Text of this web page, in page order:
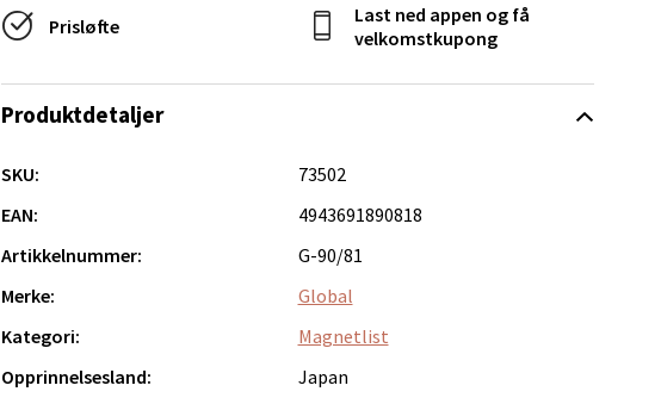
Prisløfte
Last ned appen og få
velkomstkupong
Produktdetaljer
SKU:
73502
EAN:
4943691890818
Artikkelnummer:
G-90/81
Merke:
Global
Kategori:
Magnetlist
Opprinnelsesland:
Japan
Velg